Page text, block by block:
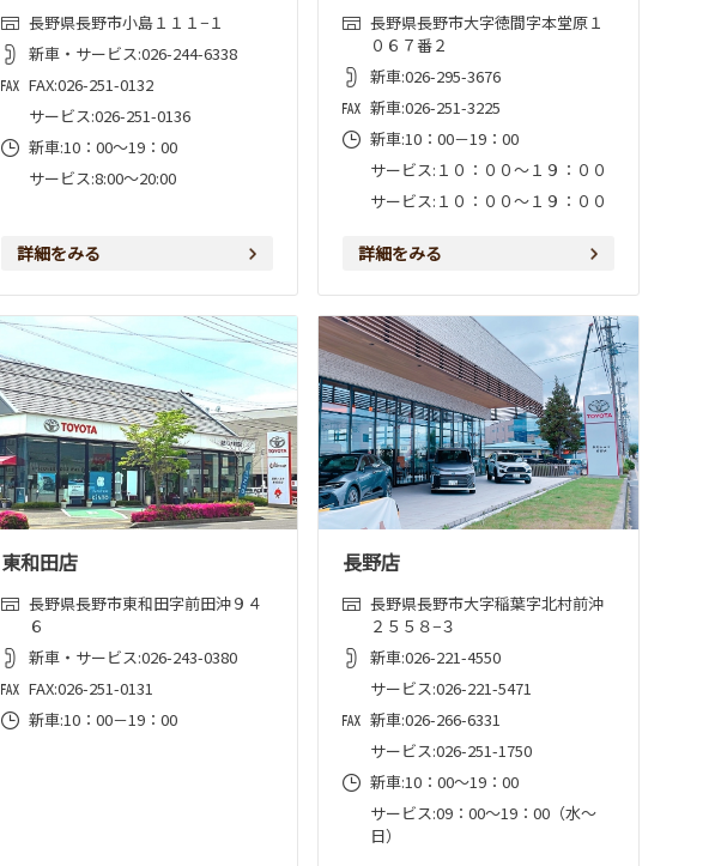
長野県長野市小島１１１−１
新車・サービス:026-244-6338
FAX:026-251-0132
サービス:026-251-0136
新車:10：00～19：00
サービス:8:00～20:00
詳細をみる
長野県長野市大字徳間字本堂原１
０６７番２
新車:026-295-3676
新車:026-251-3225
新車:10：00－19：00
サービス:１０：００～１９：００
サービス:１０：００～１９：００
詳細をみる
東和田店
長野県長野市東和田字前田沖９４
６
新車・サービス:026-243-0380
FAX:026-251-0131
新車:10：00－19：00
長野店
長野県長野市大字稲葉字北村前沖
２５５８−３
新車:026-221-4550
サービス:026-221-5471
新車:026-266-6331
サービス:026-251-1750
新車:10：00～19：00
サービス:09：00～19：00（水～
日）